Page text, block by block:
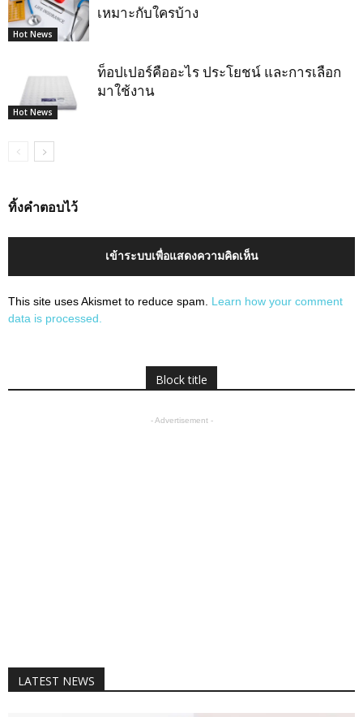
Hot News
เหมาะกับใครบ้าง
Hot News
ท็อปเปอร์คืออะไร ประโยชน์ และการเลือก
มาใช้งาน
ทิ้งคำตอบไว้
เข้าระบบเพื่อแสดงความคิดเห็น
This site uses Akismet to reduce spam. Learn how your comment
data is processed.
Block title
- Advertisement -
LATEST NEWS